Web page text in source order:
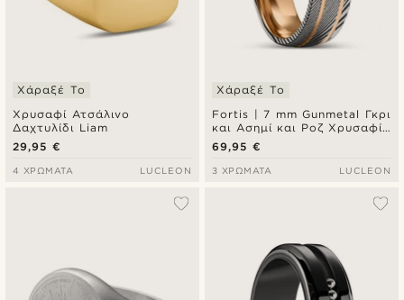
Χρυσαφί Ατσάλινο
Δαχτυλίδι Liam
Χάραξέ Το
29,95 €
4 ΧΡΏΜΑΤΑ LUCLEON
Fortis | 7 mm Gunmetal Γκρι
και Ασημί και Ροζ Χρυσαφί
Δαχτυλίδι από Ατσάλι και
Τιτάνιο Double Grooved
Damascus
Χάραξέ Το
69,95 €
3 ΧΡΏΜΑΤΑ LUCLEON